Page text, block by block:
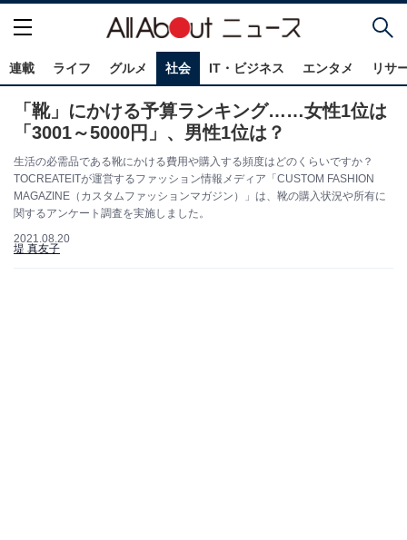
連載 ライフ グルメ 社会 IT・ビジネス エンタメ リサ
「靴」にかける予算ランキング……女性1位は
「3001～5000円」、男性1位は？
生活の必需品である靴にかける費用や購入する頻度はどのくらいですか？
TOCREATEITが運営するファッション情報メディア「CUSTOM FASHION
MAGAZINE（カスタムファッションマガジン）」は、靴の購入状況や所有に
関するアンケート調査を実施しました。
2021.08.20
堤 真友子